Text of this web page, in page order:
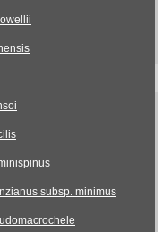
subsp. minimus